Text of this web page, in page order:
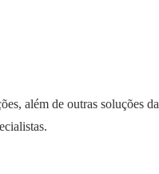
além de outras soluções